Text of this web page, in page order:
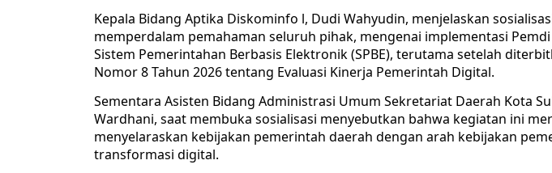
Kepala Bidang Aptika Diskominfo l, Dudi Wahyudin, menjelaskan
memperdalam pemahaman seluruh pihak, mengenai implementasi
Sistem Pemerintahan Berbasis Elektronik (SPBE), terutama setelah
Nomor 8 Tahun 2026 tentang Evaluasi Kinerja Pemerintah Digital.
Sementara Asisten Bidang Administrasi Umum Sekretariat Daerah Kota
Wardhani, saat membuka sosialisasi menyebutkan bahwa kegiatan ini
menyelaraskan kebijakan pemerintah daerah dengan arah kebijakan
transformasi digital.